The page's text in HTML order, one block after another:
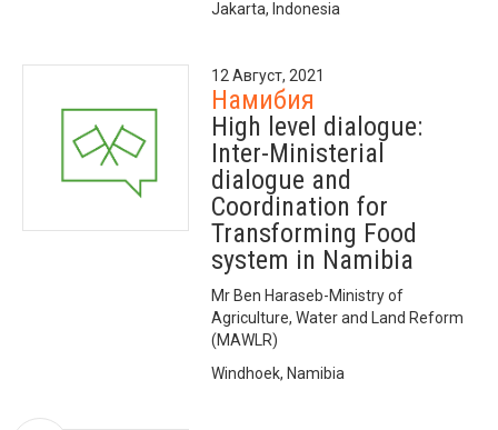
Jakarta, Indonesia
12 Август, 2021
Намибия
High level dialogue:
Inter-Ministerial
dialogue and
Coordination for
Transforming Food
system in Namibia
Mr Ben Haraseb-Ministry of
Agriculture, Water and Land Reform
(MAWLR)
Windhoek, Namibia